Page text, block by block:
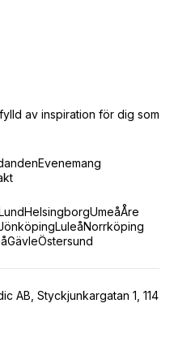
av inspiration för dig som
Evenemang
HelsingborgUmeåÅre
LuleåNorrköping
GävleÖstersund
AB, Styckjunkargatan 1, 114